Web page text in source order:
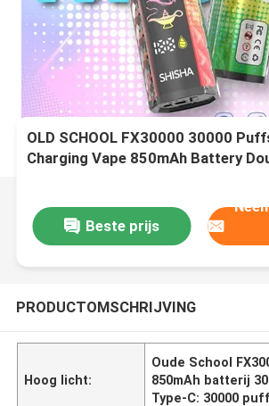
OLD SCHOOL FX30000 30000
Charging Vape 850mAh Battery
Beste prijs
PRODUCTOMSCHRIJVING
Hoog licht:
Oude School
850mAh batterij
Type-C: 30000